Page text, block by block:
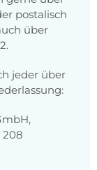
postalisch
über
jeder über
208